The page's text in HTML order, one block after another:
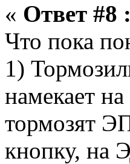
« Ответ #8 :
Что пока
1)
намекает
тормозят
кнопку, на